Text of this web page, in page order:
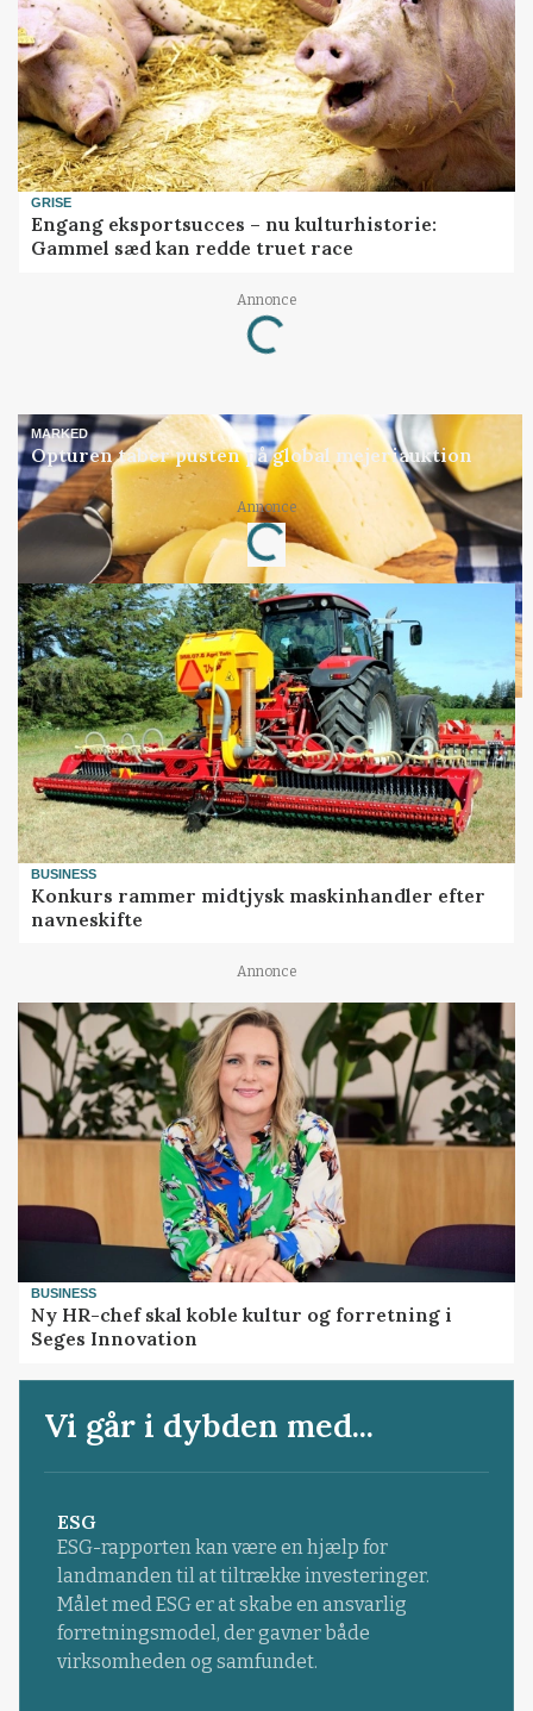
GRISE
Engang eksportsucces – nu kulturhistorie:
Gammel sæd kan redde truet race
Annonce
Loading...
MARKED
Opturen taber pusten på global mejeriauktion
Annonce
Loading...
BUSINESS
Konkurs rammer midtjysk maskinhandler efter
navneskifte
Annonce
BUSINESS
Ny HR-chef skal koble kultur og forretning i
Seges Innovation
Vi går i dybden med...
ESG
ESG-rapporten kan være en hjælp for
landmanden til at tiltrække investeringer.
Målet med ESG er at skabe en ansvarlig
forretningsmodel, der gavner både
virksomheden og samfundet.